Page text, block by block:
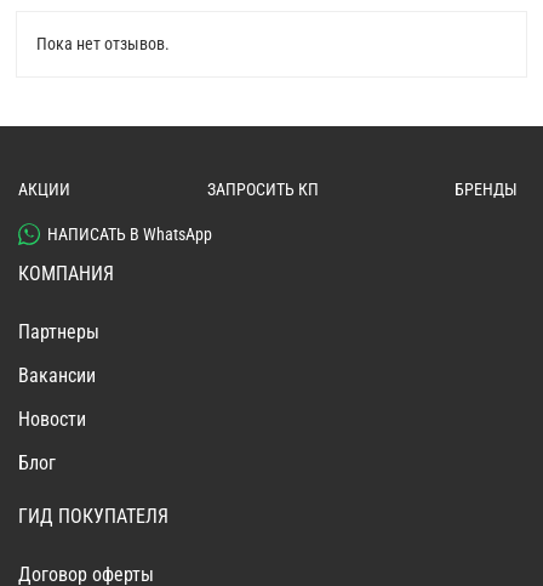
Пока нет отзывов.
АКЦИИ ЗАПРОСИТЬ КП БРЕНДЫ
НАПИСАТЬ В WhatsApp
КОМПАНИЯ
Партнеры
Вакансии
Новости
Блог
ГИД ПОКУПАТЕЛЯ
Договор оферты